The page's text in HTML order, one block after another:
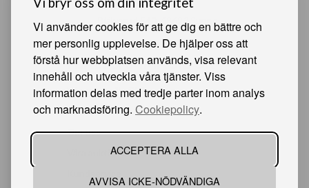
Vi använder cookies för att ge dig en bättre och
mer personlig upplevelse. De hjälper oss att
förstå hur webbplatsen används, visa relevant
innehåll och utveckla våra tjänster. Viss
information delas med tredje parter inom analys
och marknadsföring. Cookiepolicy.
ACCEPTERA ALLA
AVVISA ICKE-NÖDVÄNDIGA
Bjälverud 540, 68693 Sunne
HJÄLPSAMMA SIDOR
Något du vill sälja?
Att köpa från oss
Om oss
Våra auktioner